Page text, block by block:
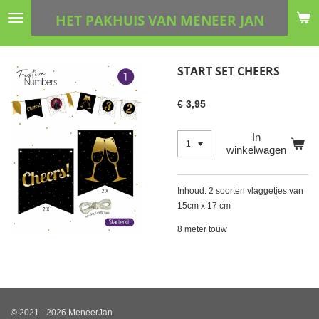
Ga
hoofdinhoud
HET PAKHUIS VAN MENEER JAN
START SET CHEERS
€ 3,95
In
winkelwagen
Inhoud: 2 soorten vlaggetjes van
15cm x 17 cm
8 meter touw
© 2021 - 2026 MeneerJan